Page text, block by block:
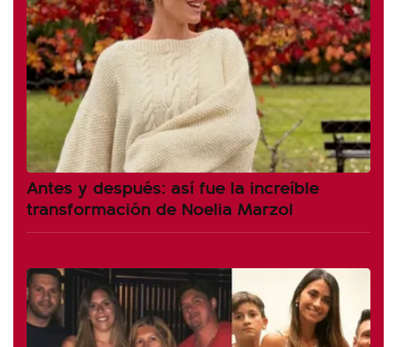
Antes y después: así fue la increíble
transformación de Noelia Marzol